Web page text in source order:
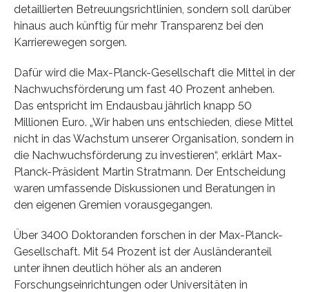
detaillierten Betreuungsrichtlinien, sondern soll darüber
hinaus auch künftig für mehr Transparenz bei den
Karrierewegen sorgen.
Dafür wird die Max-Planck-Gesellschaft die Mittel in der
Nachwuchsförderung um fast 40 Prozent anheben.
Das entspricht im Endausbau jährlich knapp 50
Millionen Euro. „Wir haben uns entschieden, diese Mittel
nicht in das Wachstum unserer Organisation, sondern in
die Nachwuchsförderung zu investieren“, erklärt Max-
Planck-Präsident Martin Stratmann. Der Entscheidung
waren umfassende Diskussionen und Beratungen in
den eigenen Gremien vorausgegangen.
Über 3400 Doktoranden forschen in der Max-Planck-
Gesellschaft. Mit 54 Prozent ist der Ausländeranteil
unter ihnen deutlich höher als an anderen
Forschungseinrichtungen oder Universitäten in